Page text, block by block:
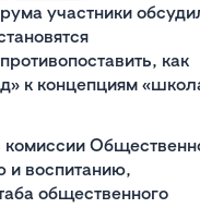
участники
как
к концепциям
комиссии
и воспитанию,
общественного